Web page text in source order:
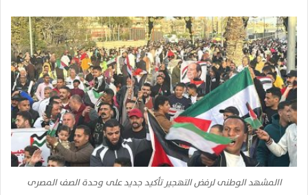
االمشهد الوطنى لرفض التهجير تأكيد جديد على وحدة الصف المصرى